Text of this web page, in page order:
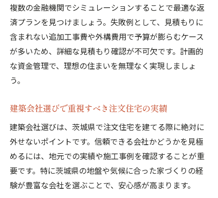
複数の金融機関でシミュレーションすることで最適な返
済プランを見つけましょう。失敗例として、見積もりに
含まれない追加工事費や外構費用で予算が膨らむケース
が多いため、詳細な見積もり確認が不可欠です。計画的
な資金管理で、理想の住まいを無理なく実現しましょ
う。
建築会社選びで重視すべき注文住宅の実績
建築会社選びは、茨城県で注文住宅を建てる際に絶対に
外せないポイントです。信頼できる会社かどうかを見極
めるには、地元での実績や施工事例を確認することが重
要です。特に茨城県の地盤や気候に合った家づくりの経
験が豊富な会社を選ぶことで、安心感が高まります。